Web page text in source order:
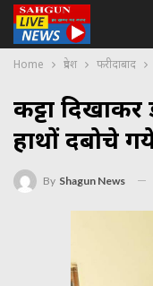
Home प्रदेश फरीदाबाद
कट्टा दिखाकर
हाथों दबोचे
By Shagun News